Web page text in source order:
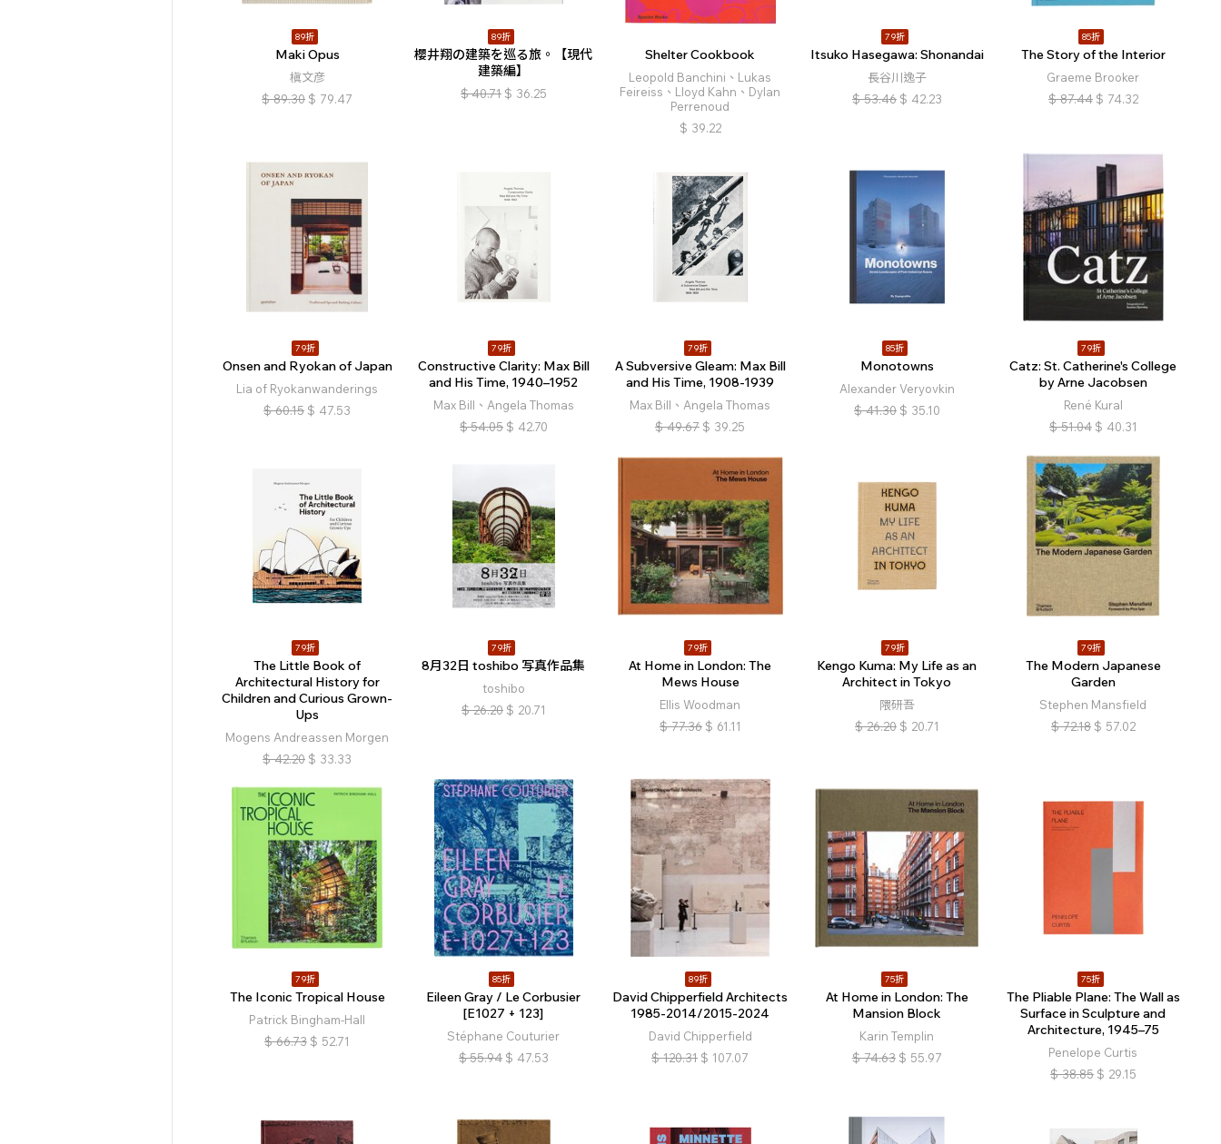
89折
Maki Opus
槇文彦
$ 89.30 $ 79.47
89折
櫻井翔の建築を巡る旅。【現代
建築編】
$ 40.71 $ 36.25
Shelter Cookbook
Leopold Banchini、Lukas
Feireiss、Lloyd Kahn、Dylan
Perrenoud
$ 39.22
79折
Itsuko Hasegawa: Shonandai
長谷川逸子
$ 53.46 $ 42.23
85折
The Story of the Interior
Graeme Brooker
$ 87.44 $ 74.32
79折
Onsen and Ryokan of Japan
Lia of Ryokanwanderings
$ 60.15 $ 47.53
79折
Constructive Clarity: Max Bill
and His Time, 1940–1952
Max Bill、Angela Thomas
$ 54.05 $ 42.70
79折
A Subversive Gleam: Max Bill
and His Time, 1908-1939
Max Bill、Angela Thomas
$ 49.67 $ 39.25
85折
Monotowns
Alexander Veryovkin
$ 41.30 $ 35.10
79折
Catz: St. Catherine's College
by Arne Jacobsen
René Kural
$ 51.04 $ 40.31
79折
The Little Book of
Architectural History for
Children and Curious Grown-
Ups
Mogens Andreassen Morgen
$ 42.20 $ 33.33
79折
8月32日 toshibo 写真作品集
toshibo
$ 26.20 $ 20.71
79折
At Home in London: The
Mews House
Ellis Woodman
$ 77.36 $ 61.11
79折
Kengo Kuma: My Life as an
Architect in Tokyo
隈研吾
$ 26.20 $ 20.71
79折
The Modern Japanese
Garden
Stephen Mansfield
$ 72.18 $ 57.02
79折
The Iconic Tropical House
Patrick Bingham-Hall
$ 66.73 $ 52.71
85折
Eileen Gray / Le Corbusier
[E1027 + 123]
Stéphane Couturier
$ 55.94 $ 47.53
89折
David Chipperfield Architects
1985-2014/2015-2024
David Chipperfield
$ 120.31 $ 107.07
75折
At Home in London: The
Mansion Block
Karin Templin
$ 74.63 $ 55.97
75折
The Pliable Plane: The Wall as
Surface in Sculpture and
Architecture, 1945–75
Penelope Curtis
$ 38.85 $ 29.15